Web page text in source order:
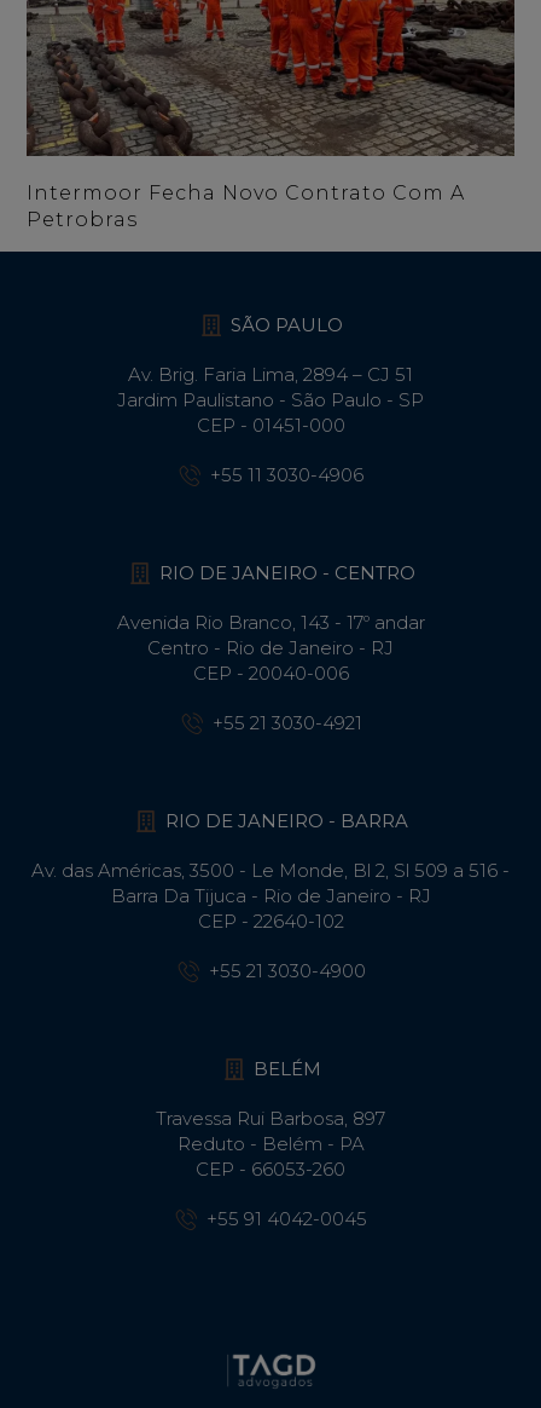
Intermoor Fecha Novo Contrato Com A
Petrobras
SÃO PAULO
Av. Brig. Faria Lima, 2894 – CJ 51
Jardim Paulistano - São Paulo - SP
CEP - 01451-000
+55 11 3030-4906
RIO DE JANEIRO - CENTRO
Avenida Rio Branco, 143 - 17º andar
Centro - Rio de Janeiro - RJ
CEP - 20040-006
+55 21 3030-4921
RIO DE JANEIRO - BARRA
Av. das Américas, 3500 - Le Monde, Bl 2, Sl 509 a 516 -
Barra Da Tijuca - Rio de Janeiro - RJ
CEP - 22640-102​
+55 21 3030-4900
BELÉM
Travessa Rui Barbosa, 897
Reduto - Belém - PA
CEP - 66053-260
+55 91 4042-0045